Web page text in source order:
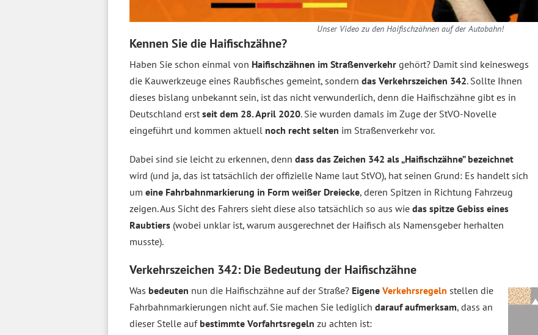
Unser Video zu den Haifischzähnen auf der Autobahn!
Kennen Sie die Haifischzähne?
Haben Sie schon einmal von Haifischzähnen im Straßenverkehr gehört? Damit sind keineswegs
die Kauwerkzeuge eines Raubfisches gemeint, sondern das Verkehrszeichen 342. Sollte Ihnen
dieses bislang unbekannt sein, ist das nicht verwunderlich, denn die Haifischzähne gibt es in
Deutschland erst seit dem 28. April 2020. Sie wurden damals im Zuge der StVO-Novelle
eingeführt und kommen aktuell noch recht selten im Straßenverkehr vor.
Dabei sind sie leicht zu erkennen, denn dass das Zeichen 342 als „Haifischzähne” bezeichnet
wird (und ja, das ist tatsächlich der offizielle Name laut StVO), hat seinen Grund: Es handelt sich
um eine Fahrbahnmarkierung in Form weißer Dreiecke, deren Spitzen in Richtung Fahrzeug
zeigen. Aus Sicht des Fahrers sieht diese also tatsächlich so aus wie das spitze Gebiss eines
Raubtiers (wobei unklar ist, warum ausgerechnet der Haifisch als Namensgeber herhalten
musste).
Verkehrszeichen 342: Die Bedeutung der Haifischzähne
Was bedeuten nun die Haifischzähne auf der Straße? Eigene Verkehrsregeln stellen die
Fahrbahnmarkierungen nicht auf. Sie machen Sie lediglich darauf aufmerksam, dass an
dieser Stelle auf bestimmte Vorfahrtsregeln zu achten ist: